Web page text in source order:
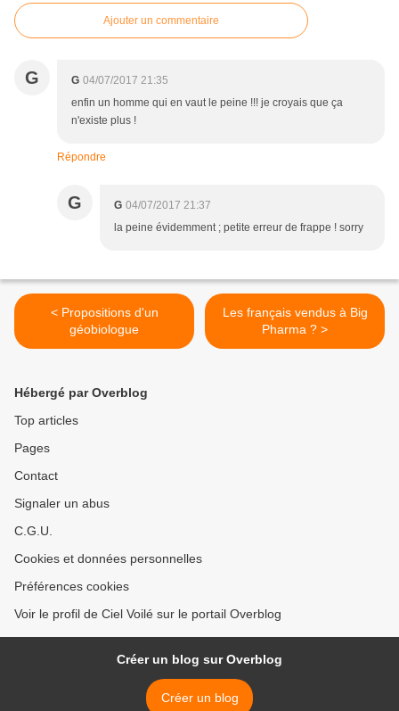
Ajouter un commentaire
G G 04/07/2017 21:35
enfin un homme qui en vaut le peine !!! je croyais que ça
n'existe plus !
Répondre
G G 04/07/2017 21:37
la peine évidemment ; petite erreur de frappe ! sorry
< Propositions d'un
géobiologue
Les français vendus à Big
Pharma ? >
Hébergé par Overblog
Top articles
Pages
Contact
Signaler un abus
C.G.U.
Cookies et données personnelles
Préférences cookies
Voir le profil de Ciel Voilé sur le portail Overblog
Créer un blog sur Overblog
Créer un blog